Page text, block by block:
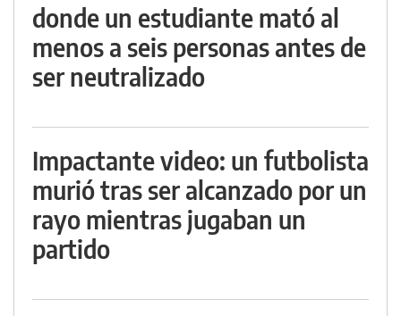
donde un estudiante mató al
menos a seis personas antes de
ser neutralizado
Impactante video: un futbolista
murió tras ser alcanzado por un
rayo mientras jugaban un
partido